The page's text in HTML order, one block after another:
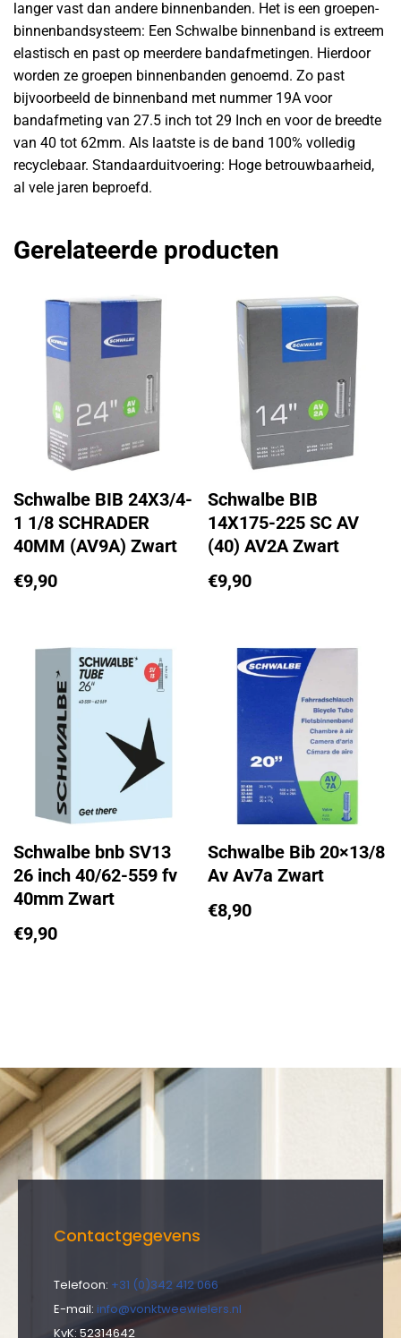
langer vast dan andere binnenbanden. Het is een groepen-
binnenbandsysteem: Een Schwalbe binnenband is extreem
elastisch en past op meerdere bandafmetingen. Hierdoor
worden ze groepen binnenbanden genoemd. Zo past
bijvoorbeeld de binnenband met nummer 19A voor
bandafmeting van 27.5 inch tot 29 Inch en voor de breedte
van 40 tot 62mm. Als laatste is de band 100% volledig
recyclebaar. Standaarduitvoering: Hoge betrouwbaarheid,
al vele jaren beproefd.
Gerelateerde producten
Schwalbe BIB 24X3/4-
1 1/8 SCHRADER
40MM (AV9A) Zwart
€9,90
Schwalbe BIB
14X175-225 SC AV
(40) AV2A Zwart
€9,90
Schwalbe bnb SV13
26 inch 40/62-559 fv
40mm Zwart
€9,90
Schwalbe Bib 20×13/8
Av Av7a Zwart
€8,90
Contactgegevens
Telefoon: +31 (0)342 412 066
E-mail: info@vonktweewielers.nl
KvK: 52314642